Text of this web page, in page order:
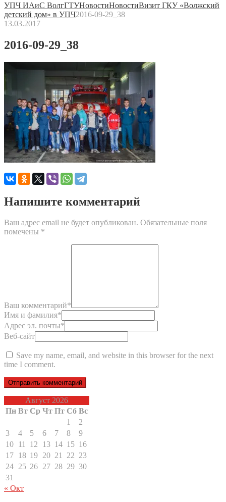
УПЧ ИАиС ВолгГТУНовостиНовостиВизит ГКУ «Волжский
детский дом» в УПЧ2016-09-29_38
13.03.2017
2016-09-29_38
Напишите комментарий
Ваш адрес email не будет опубликован. Обязательные поля
помечены *
Ваш комментарий*
Имя и фамилия*
Адрес эл. почты*
Веб-сайт
Save my name, email, and website in this browser for the next
time I comment.
Август 2026
Пн Вт Ср Чт Пт Сб Вс
1
2
3
4 5 6 7 8
9
10 11 12 13 14 15 16
17 18 19 20 21 22 23
24 25 26 27 28 29 30
31
« Окт